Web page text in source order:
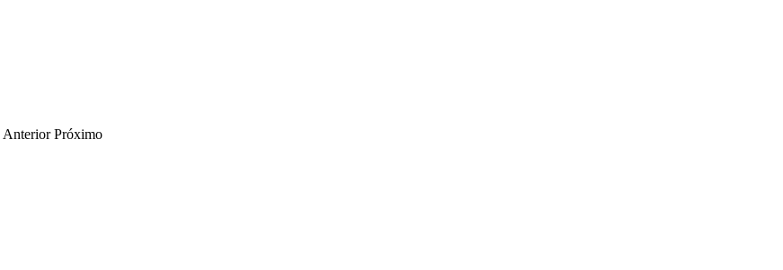
Anterior Próximo